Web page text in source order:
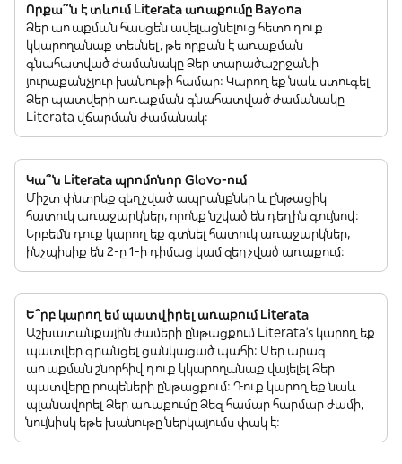
Որքա՞ն է տևում Literata առաքումը Bayona
Ձեր առաքման հասցեն ավելացնելուց հետո դուք
կկարողանաք տեսնել, թե որքան է առաքման
գնահատված ժամանակը Ձեր տարածաշրջանի
յուրաքանչյուր խանութի համար: Կարող եք նաև ստուգել
Ձեր պատվերի առաքման գնահատված ժամանակը
Literata վճարման ժամանակ:
Կա՞ն Literata պրոմոնոր Glovo-ում
Միշտ փնտրեք զեղչված ապրանքներ և ընթացիկ
հատուկ առաջարկներ, որոնք նշված են դեղին գույնով:
Երբեմն դուք կարող եք գտնել հատուկ առաջարկներ,
ինչպիսիք են 2-ը 1-ի դիմաց կամ զեղչված առաքում:
Ե՞րբ կարող եմ պատվիրել առաքում Literata
Աշխատանքային ժամերի ընթացքում Literata’s կարող եք
պատվեր գրանցել ցանկացած պահի: Մեր արագ
առաքման շնորհիվ դուք կկարողանաք վայելել Ձեր
պատվերը րոպեների ընթացքում: Դուք կարող եք նաև
պլանավորել Ձեր առաքումը Ձեզ համար հարմար ժամի,
նույնիսկ եթե խանութը ներկայումս փակ է: